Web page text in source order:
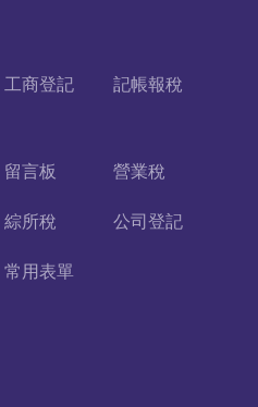
工商登記 記帳報稅
留言板 營業稅
綜所稅 公司登記
常用表單